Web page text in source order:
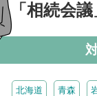
「相続会議
北海道 青森